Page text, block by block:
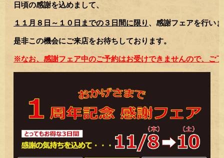
日頃の感謝を込めまして、
１１月８日～１０日までの３日間に限り 、感謝フェアを行い
是非この機会にご来店をお待ちしております。
※なお、感謝フェア中のご予約はお受けできませんので、ご